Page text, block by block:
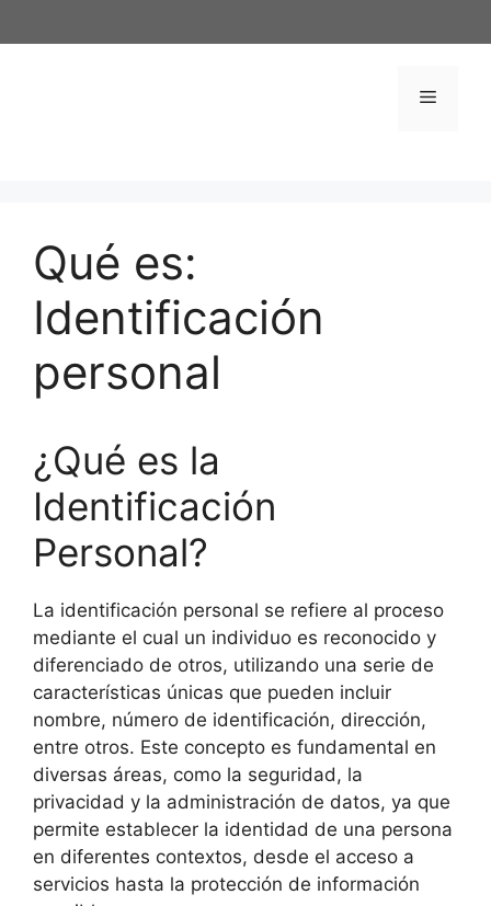
al
Menú
Qué es:
Identificación
personal
¿Qué es la
Identificación
Personal?
La identificación personal se refiere al proceso
mediante el cual un individuo es reconocido y
diferenciado de otros, utilizando una serie de
características únicas que pueden incluir
nombre, número de identificación, dirección,
entre otros. Este concepto es fundamental en
diversas áreas, como la seguridad, la
privacidad y la administración de datos, ya que
permite establecer la identidad de una persona
en diferentes contextos, desde el acceso a
servicios hasta la protección de información